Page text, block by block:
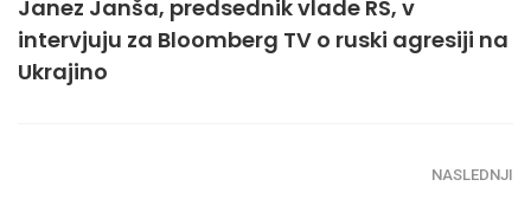
Janez Janša, predsednik vlade RS, v
intervjuju za Bloomberg TV o ruski agresiji na
Ukrajino
NASLEDNJI